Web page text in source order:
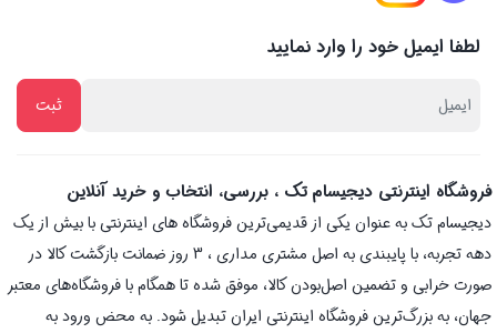
لطفا ایمیل خود را وارد نمایید
فروشگاه اینترنتی دیجیسام تک ، بررسی، انتخاب و خرید آنلاین
دیجیسام تک به عنوان یکی از قدیمی‌ترین فروشگاه های اینترنتی با بیش از یک
دهه تجربه، با پایبندی به اصل مشتری مداری ، 3 روز ضمانت بازگشت کالا در
صورت خرابی و تضمین اصل‌بودن کالا، موفق شده تا همگام با فروشگاه‌های معتبر
جهان، به بزرگ‌ترین فروشگاه اینترنتی ایران تبدیل شود. به محض ورود به